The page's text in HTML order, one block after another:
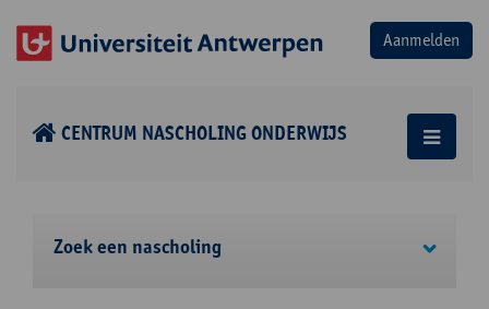
CENTRUM NASCHOLING ONDERWIJS
Zoek een nascholing